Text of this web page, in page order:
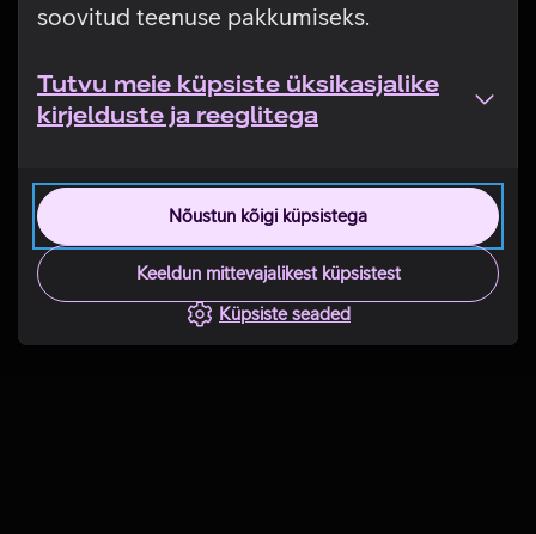
soovitud teenuse pakkumiseks.
Tutvu meie küpsiste üksikasjalike
kirjelduste ja reeglitega
Nõustun kõigi küpsistega
Keeldun mittevajalikest küpsistest
Küpsiste seaded